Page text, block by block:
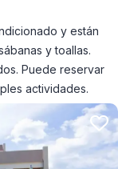
y están
y toallas.
Puede reservar
actividades.